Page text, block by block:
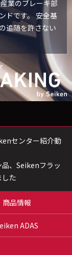
業のブレーキ部
ドです。 安全基
追随を許さない
センター紹介動
、Seikenフラッ
た
商品情報
ADAS